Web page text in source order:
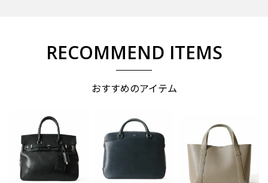
RECOMMEND ITEMS
おすすめのアイテム